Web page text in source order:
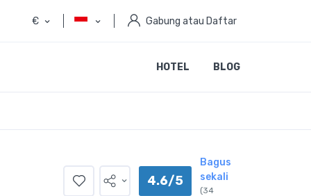
€ Gabung atau Daftar
HOTEL BLOG
4.6/5
Bagus
sekali
(34